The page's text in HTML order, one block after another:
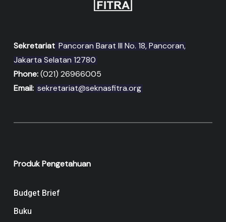
Sekretariat Pancoran Barat III No. 18, Pancoran,
Jakarta Selatan 12780
Phone:(021) 26966005
Email: sekretariat@seknasfitra.org
Produk Pengetahuan
Budget Brief
Buku